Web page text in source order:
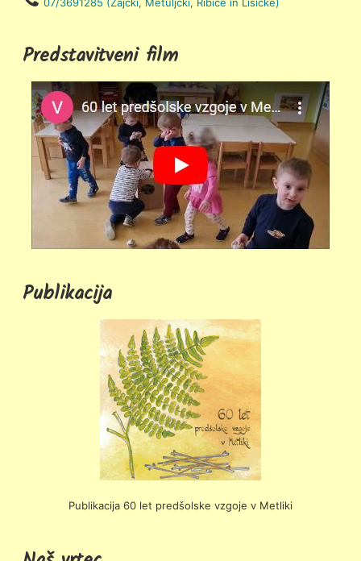
Predstavitveni film
Publikacija
Publikacija 60 let predšolske vzgoje v Metliki